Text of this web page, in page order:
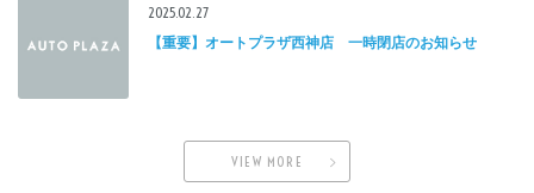
2025.02.27
【重要】オートプラザ西神店 一時閉店のお知らせ
VIEW MORE